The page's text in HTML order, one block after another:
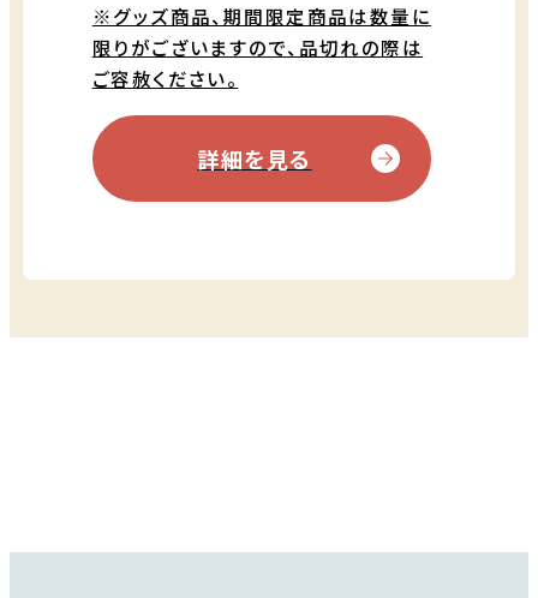
※グッズ商品、期間限定商品は数量に
限りがございますので、品切れの際は
ご容赦ください。
詳細を見る